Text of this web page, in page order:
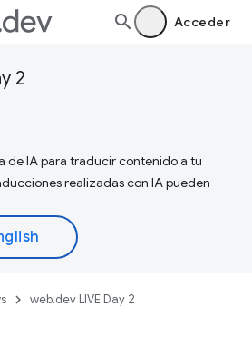
Acceder
2
de IA para traducir contenido a tu
realizadas con IA pueden
web.dev LIVE Day 2